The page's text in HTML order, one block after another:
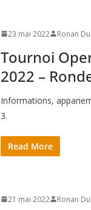
23 mai 2022 Ronan
Tournoi
2022 –
Informations,
3.
Read More
21 mai 2022 Ronan